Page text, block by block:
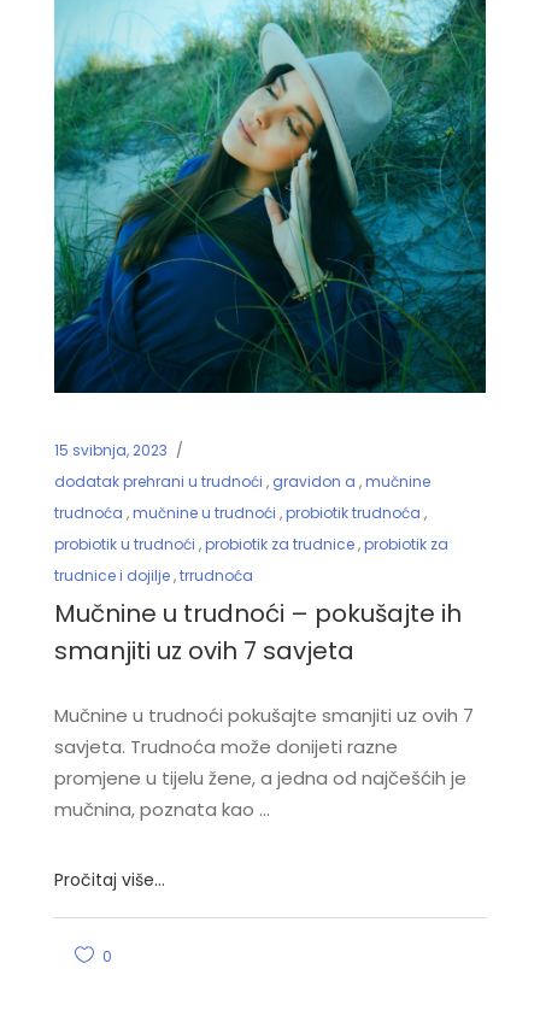
15 svibnja, 2023
dodatak prehrani u trudnoći , gravidon a ,mučnine
trudnoća ,mučnine u trudnoći ,probiotik trudnoća ,
probiotik u trudnoći ,probiotik za trudnice,probiotik za
trudnice i dojilje,trrudnoća
Mučnine u trudnoći – pokušajte ih
smanjiti uz ovih 7 savjeta
Mučnine u trudnoći pokušajte smanjiti uz ovih 7
savjeta. Trudnoća može donijeti razne
promjene u tijelu žene, a jedna od najčešćih je
mučnina, poznata kao
Pročitaj više...
0